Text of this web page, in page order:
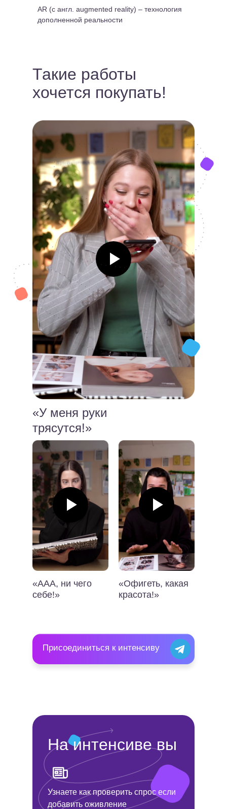
AR (c англ. augmented reality) – технология
дополненной реальности
«Офигеть, какая
красота!»
«ААА, ни чего
себе!»
«У меня руки
трясутся!»
Такие работы
хочется покупать!
Присоединиться к интенсиву
Узнаете как проверить спрос если
добавить оживление
На интенсиве вы